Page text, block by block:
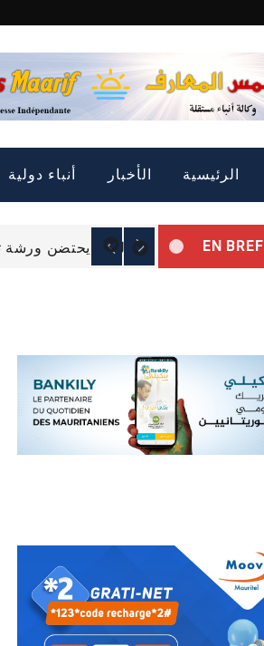
الرئيسية الأخبار أنباء دولية
EN BREF
التمييز الإيجابي:
الرئيس غزواني يتوجه
البرلمان يحتضن ورشة